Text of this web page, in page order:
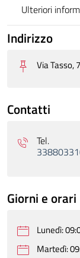
Ulteriori
Indirizzo
Via Tasso,
Contatti
Tel.
Giorni e orari
Lunedì:
Martedì: